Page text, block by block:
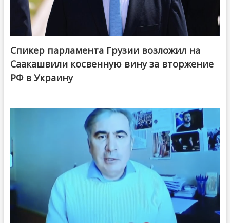
Спикер парламента Грузии возложил на
Саакашвили косвенную вину за вторжение
РФ в Украину